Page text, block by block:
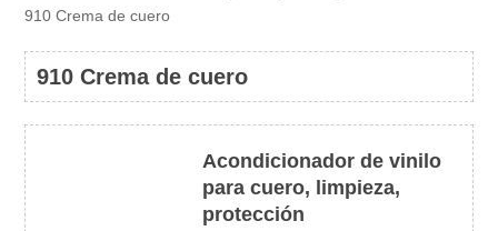
910 Crema de cuero
910 Crema de cuero
Acondicionador de vinilo
para cuero, limpieza,
protección